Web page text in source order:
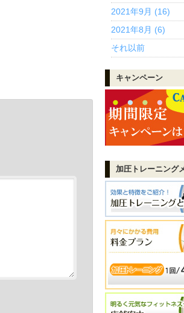
2021年9月 (16)
2021年8月 (6)
それ以前
キャンペーン
加圧トレーニング